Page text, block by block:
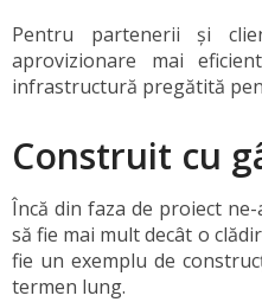
Pentru partenerii și
aprovizionare mai
infrastructură pregătită
Construit cu
Încă din faza de proiect
să fie mai mult decât o
fie un exemplu de
termen lung.